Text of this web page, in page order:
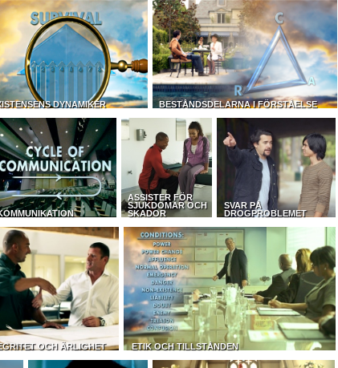
DYNAMIKER BESTÅNDSDELARNA I FÖRSTÅELSE
ASSISTER FÖR
SJUKDOMAR OCH
SKADOR
SVAR PÅ
DROGPROBLEMET
OCH ÄRLIGHET ETIK OCH TILLSTÅNDEN